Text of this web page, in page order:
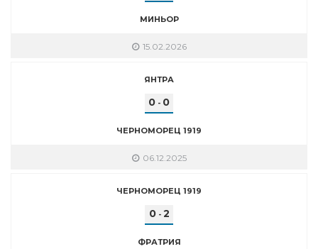
МИНЬОР
15.02.2026
ЯНТРА
0 - 0
ЧЕРНОМОРЕЦ 1919
06.12.2025
ЧЕРНОМОРЕЦ 1919
0- 2
ФРАТРИЯ